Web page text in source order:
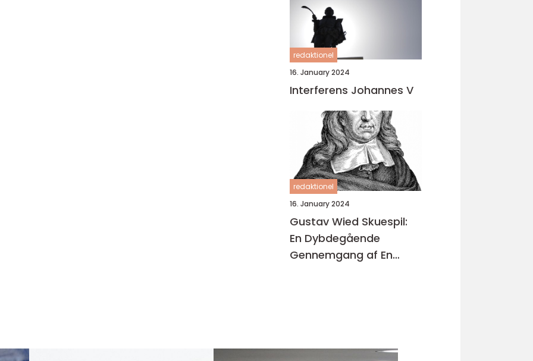
historiske udvikling
redaktionel
16. January 2024
Interferens Johannes V
redaktionel
16. January 2024
Gustav Wied Skuespil:
En Dybdegående
Gennemgang af En